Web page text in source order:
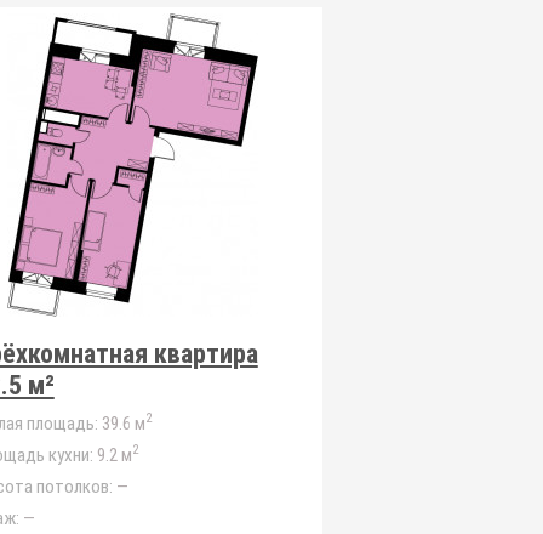
квартира
м²
площадь: 39.6 м2
кухни: 9.2 м2
потолков: —
—